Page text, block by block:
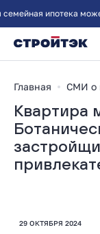
Главная СМИ о
Квартира
29 ОКТЯБРЯ 2024